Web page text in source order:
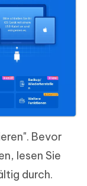
Bevor
lesen Sie
durch.